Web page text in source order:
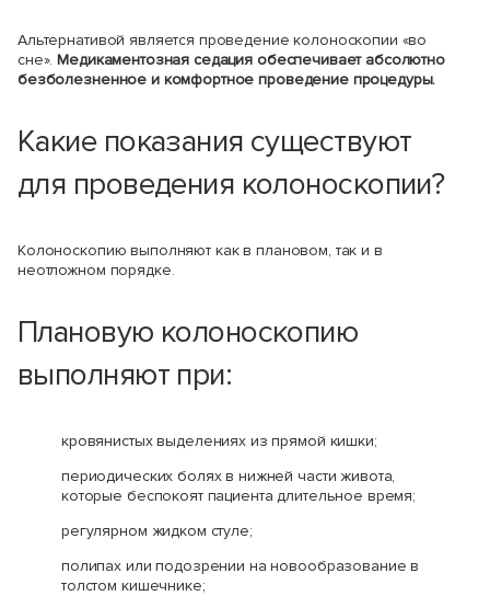
Альтернативой является проведение колоноскопии «во
сне».Медикаментозная седация обеспечивает абсолютно
безболезненное и комфортное проведение процедуры.
Какие показания существуют
для проведения колоноскопии?
Колоноскопию выполняют как в плановом, так и в
неотложном порядке.
Плановую колоноскопию
выполняют при:
кровянистых выделениях из прямой кишки;
периодических болях в нижней части живота,
которые беспокоят пациента длительное время;
регулярном жидком стуле;
полипах или подозрении на новообразование в
толстом кишечнике;